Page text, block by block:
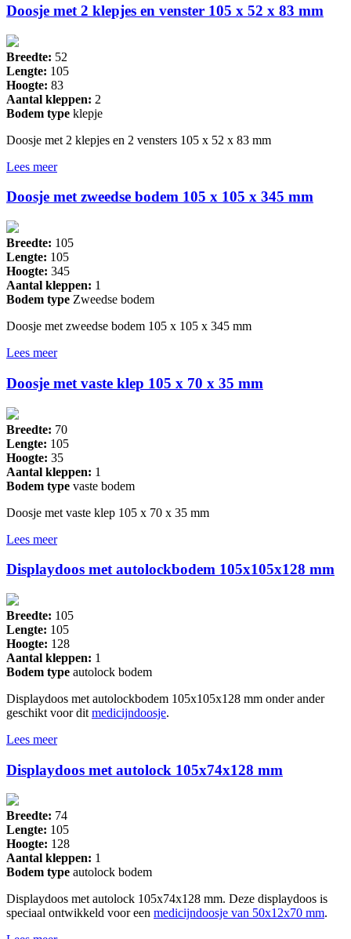
Doosje met 2 klepjes en venster 105 x 52 x 83 mm
Breedte: 52
Lengte: 105
Hoogte: 83
Aantal kleppen: 2
Bodem type klepje
Doosje met 2 klepjes en 2 vensters 105 x 52 x 83 mm
Lees meer
Doosje met zweedse bodem 105 x 105 x 345 mm
Breedte: 105
Lengte: 105
Hoogte: 345
Aantal kleppen: 1
Bodem type Zweedse bodem
Doosje met zweedse bodem 105 x 105 x 345 mm
Lees meer
Doosje met vaste klep 105 x 70 x 35 mm
Breedte: 70
Lengte: 105
Hoogte: 35
Aantal kleppen: 1
Bodem type vaste bodem
Doosje met vaste klep 105 x 70 x 35 mm
Lees meer
Displaydoos met autolockbodem 105x105x128 mm
Breedte: 105
Lengte: 105
Hoogte: 128
Aantal kleppen: 1
Bodem type autolock bodem
Displaydoos met autolockbodem 105x105x128 mm onder ander
geschikt voor dit medicijndoosje.
Lees meer
Displaydoos met autolock 105x74x128 mm
Breedte: 74
Lengte: 105
Hoogte: 128
Aantal kleppen: 1
Bodem type autolock bodem
Displaydoos met autolock 105x74x128 mm. Deze displaydoos is
speciaal ontwikkeld voor een medicijndoosje van 50x12x70 mm.